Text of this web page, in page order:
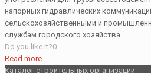
напорных гидравлических
сельскохозяйственными и
службам городского хозяйства.
Do you like it?0
Read more
Каталог строительных организаций